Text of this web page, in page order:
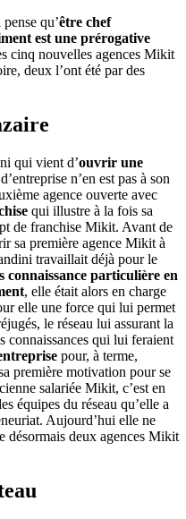
qu’être chef
est une prérogative
cinq nouvelles agences Mikit
deux l’ont été par des
qui vient d’ouvrir une
n’en est pas à son
agence ouverte avec
qui illustre à la fois sa
de franchise Mikit. Avant de
sa première agence Mikit à
travaillait déjà pour le
connaissance particulière en
, elle était alors en charge
elle une force qui lui permet
le réseau lui assurant la
connaissances qui lui feraient
pour, à terme,
première motivation pour se
salariée Mikit, c’est en
équipes du réseau qu’elle a
Aujourd’hui elle ne
désormais deux agences Mikit